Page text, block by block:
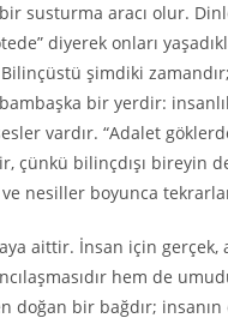
susturma aracı olur.
diyerek onları
şimdiki
bir yerdir:
vardır. “Adalet
çünkü bilinçdışı bireyin
nesiller boyunca
aittir. İnsan için gerçek,
hem de
doğan bir bağdır; insanın